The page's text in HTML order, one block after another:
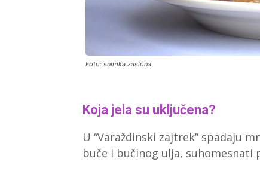
Foto: snimka zaslona
Koja jela su uključena?
U “Varaždinski zajtrek” spadaju
buče i bučinog ulja, suhomesnati